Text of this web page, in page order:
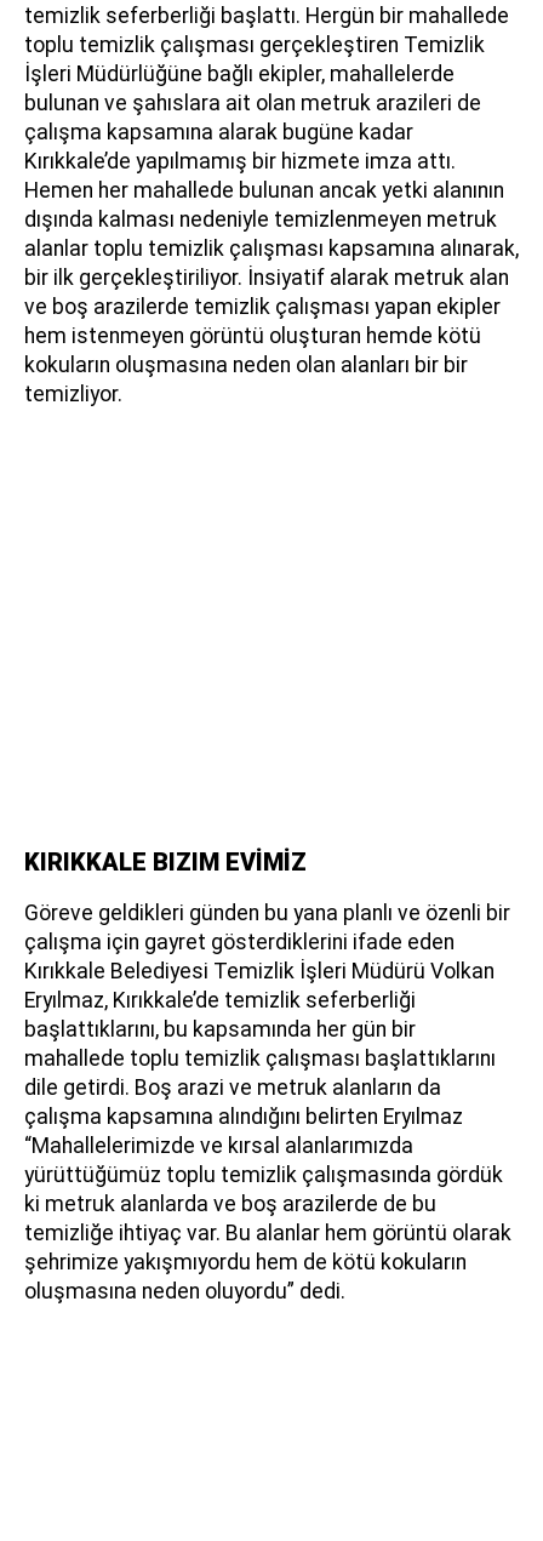
temizlik seferberliği başlattı. Hergün bir mahallede
toplu temizlik çalışması gerçekleştiren Temizlik
İşleri Müdürlüğüne bağlı ekipler, mahallelerde
bulunan ve şahıslara ait olan metruk arazileri de
çalışma kapsamına alarak bugüne kadar
Kırıkkale’de yapılmamış bir hizmete imza attı.
Hemen her mahallede bulunan ancak yetki alanının
dışında kalması nedeniyle temizlenmeyen metruk
alanlar toplu temizlik çalışması kapsamına alınarak,
bir ilk gerçekleştiriliyor. İnsiyatif alarak metruk alan
ve boş arazilerde temizlik çalışması yapan ekipler
hem istenmeyen görüntü oluşturan hemde kötü
kokuların oluşmasına neden olan alanları bir bir
temizliyor.
KIRIKKALE BIZIM EVİMİZ
Göreve geldikleri günden bu yana planlı ve özenli bir
çalışma için gayret gösterdiklerini ifade eden
Kırıkkale Belediyesi Temizlik İşleri Müdürü Volkan
Eryılmaz, Kırıkkale’de temizlik seferberliği
başlattıklarını, bu kapsamında her gün bir
mahallede toplu temizlik çalışması başlattıklarını
dile getirdi. Boş arazi ve metruk alanların da
çalışma kapsamına alındığını belirten Eryılmaz
“Mahallelerimizde ve kırsal alanlarımızda
yürüttüğümüz toplu temizlik çalışmasında gördük
ki metruk alanlarda ve boş arazilerde de bu
temizliğe ihtiyaç var. Bu alanlar hem görüntü olarak
şehrimize yakışmıyordu hem de kötü kokuların
oluşmasına neden oluyordu” dedi.